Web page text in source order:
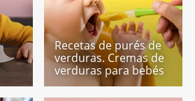
Recetas de purés de
verduras. Cremas de
verduras para bebés